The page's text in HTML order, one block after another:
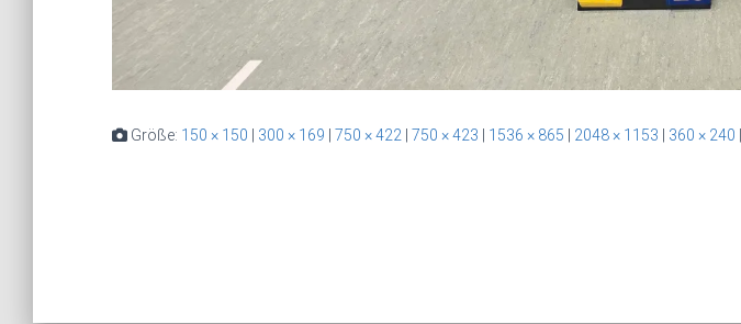
Größe: 150 × 150 300 × 169 750 × 422 750 × 423 1536 × 865 2048 × 1153 360 × 240